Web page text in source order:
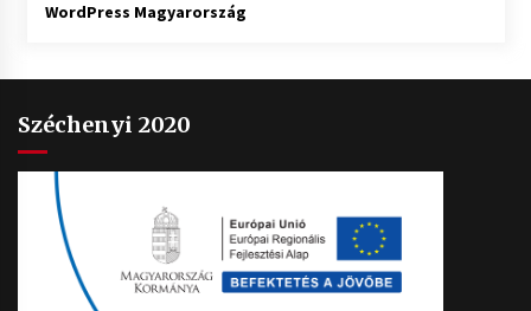
WordPress Magyarország
Széchenyi 2020